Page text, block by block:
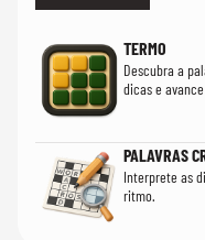
TERMO
Descubra a
dicas e
PALAVRAS
Interprete as
ritmo.